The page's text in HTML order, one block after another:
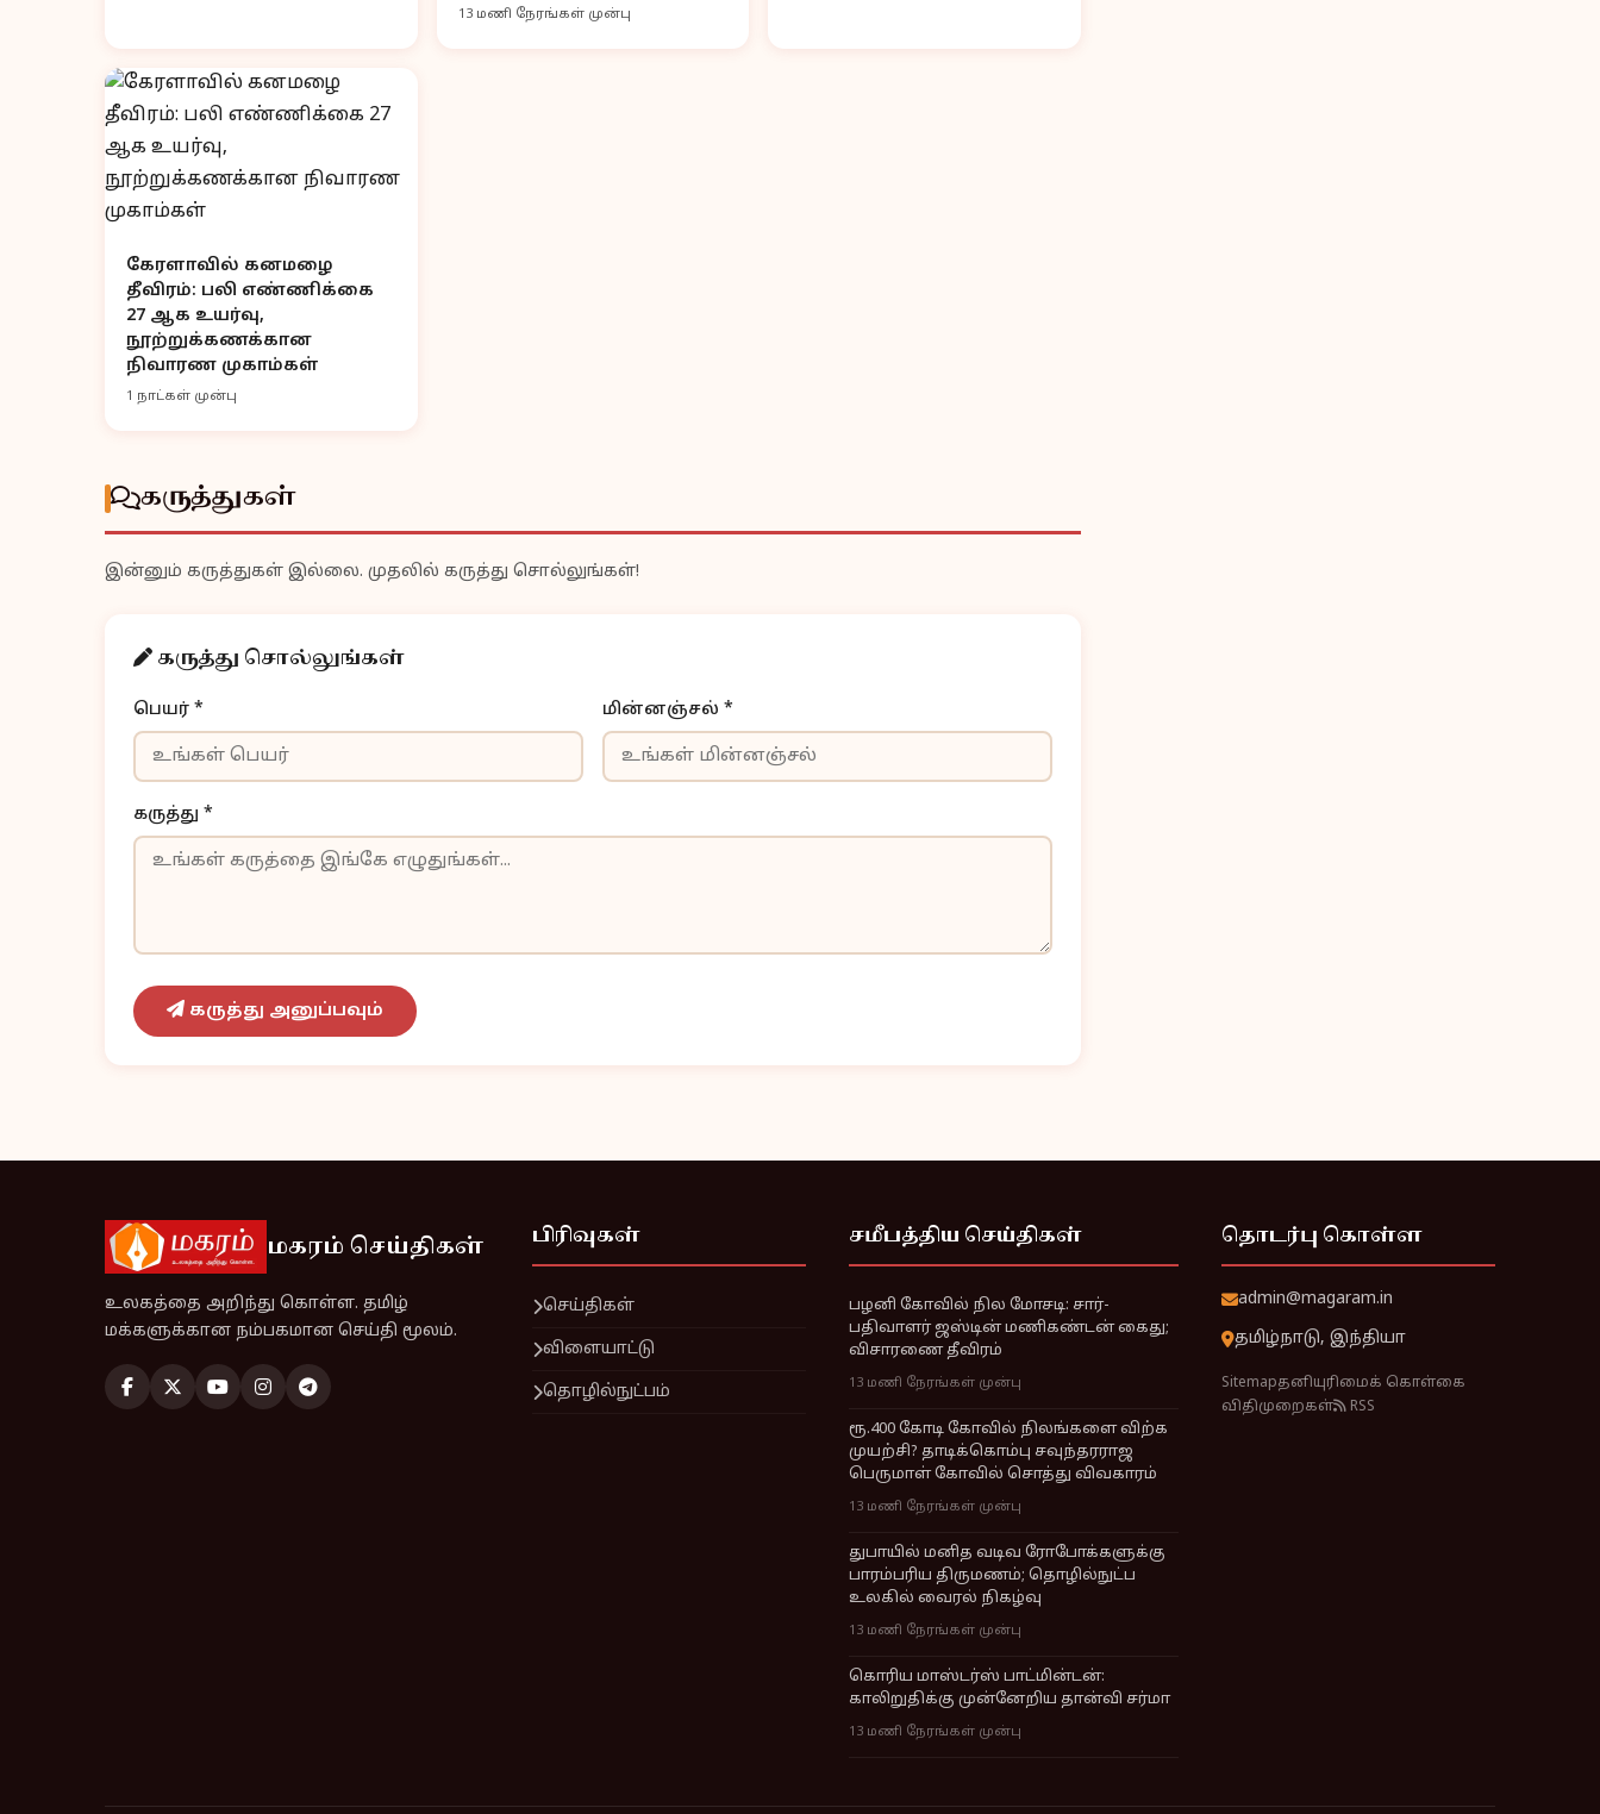
13 மணி நேரங்கள் முன்பு
கேரளாவில் கனமழை
தீவிரம்: பலி எண்ணிக்கை
27 ஆக உயர்வு,
நூற்றுக்கணக்கான
நிவாரண முகாம்கள்
1 நாட்கள் முன்பு
கருத்துகள்
இன்னும் கருத்துகள் இல்லை. முதலில் கருத்து சொல்லுங்கள்!
கருத்து சொல்லுங்கள்
பெயர் * மின்னஞ்சல் *
கருத்து *
கருத்து அனுப்பவும்
மகரம் செய்திகள்
உலகத்தை அறிந்து கொள்ள. தமிழ்
மக்களுக்கான நம்பகமான செய்தி மூலம்.
பிரிவுகள்
செய்திகள்
விளையாட்டு
தொழில்நுட்பம்
சமீபத்திய செய்திகள்
பழனி கோவில் நில மோசடி: சார்-
பதிவாளர் ஜஸ்டின் மணிகண்டன் கைது;
விசாரணை தீவிரம்
13 மணி நேரங்கள் முன்பு
ரூ.400 கோடி கோவில் நிலங்களை விற்க
முயற்சி? தாடிக்கொம்பு சவுந்தரராஜ
பெருமாள் கோவில் சொத்து விவகாரம்
13 மணி நேரங்கள் முன்பு
துபாயில் மனித வடிவ ரோபோக்களுக்கு
பாரம்பரிய திருமணம்; தொழில்நுட்ப
உலகில் வைரல் நிகழ்வு
13 மணி நேரங்கள் முன்பு
கொரிய மாஸ்டர்ஸ் பாட்மின்டன்:
காலிறுதிக்கு முன்னேறிய தான்வி சர்மா
13 மணி நேரங்கள் முன்பு
தொடர்பு கொள்ள
admin@magaram.in
தமிழ்நாடு, இந்தியா
Sitemapதனியுரிமைக் கொள்கை
விதிமுறைகள்
RSS